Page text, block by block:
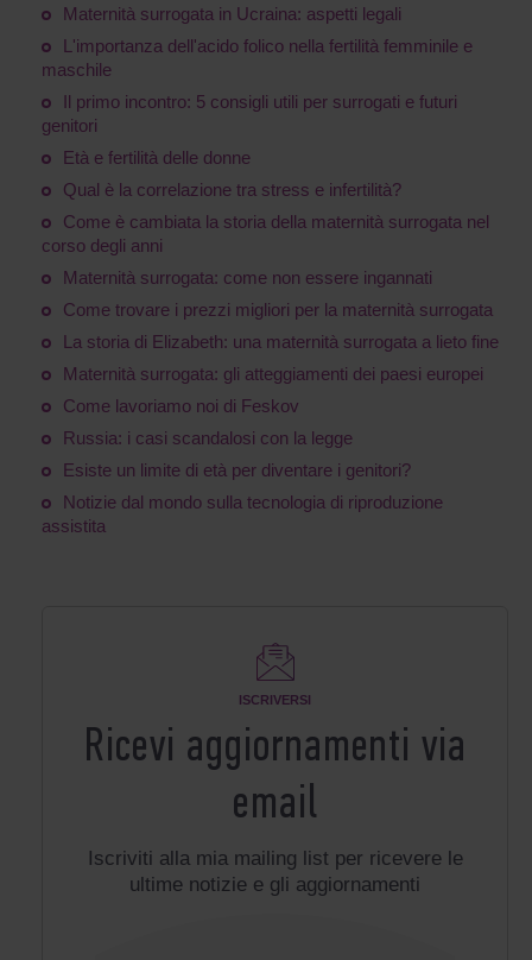
Maternità surrogata in Ucraina: aspetti legali
L'importanza dell'acido folico nella fertilità femminile e
maschile
Il primo incontro: 5 consigli utili per surrogati e futuri
genitori
Età e fertilità delle donne
Qual è la correlazione tra stress e infertilità?
Come è cambiata la storia della maternità surrogata nel
corso degli anni
Maternità surrogata: come non essere ingannati
Come trovare i prezzi migliori per la maternità surrogata
La storia di Elizabeth: una maternità surrogata a lieto fine
Maternità surrogata: gli atteggiamenti dei paesi europei
Come lavoriamo noi di Feskov
Russia: i casi scandalosi con la legge
Esiste un limite di età per diventare i genitori?
Notizie dal mondo sulla tecnologia di riproduzione
assistita
ISCRIVERSI
Ricevi aggiornamenti via
email
Iscriviti alla mia mailing list per ricevere le
ultime notizie e gli aggiornamenti